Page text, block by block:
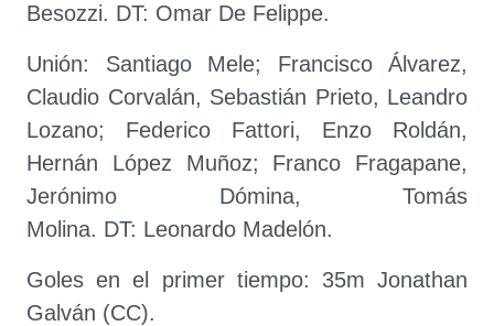
Besozzi. DT: Omar De Felippe.
Unión: Santiago Mele; Francisco Álvarez,
Claudio Corvalán, Sebastián Prieto, Leandro
Lozano; Federico Fattori, Enzo Roldán,
Hernán López Muñoz; Franco Fragapane,
Jerónimo Dómina, Tomás
Molina. DT: Leonardo Madelón.
Goles en el primer tiempo: 35m Jonathan
Galván (CC).